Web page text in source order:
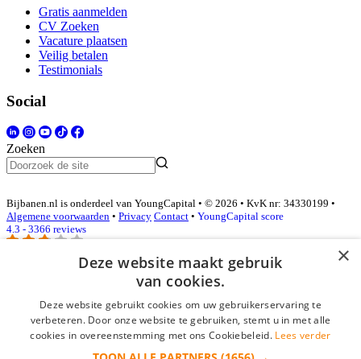
Gratis aanmelden
CV Zoeken
Vacature plaatsen
Veilig betalen
Testimonials
Social
Zoeken
Bijbanen.nl is onderdeel van YoungCapital • © 2026 • KvK nr: 34330199 •
Algemene voorwaarden • Privacy Contact • YoungCapital score
4.3 - 3366 reviews
E-mail*
×
Deze website maakt gebruik
van cookies.
Deze website gebruikt cookies om uw gebruikerservaring te
verbeteren. Door onze website te gebruiken, stemt u in met alle
cookies in overeenstemming met ons Cookiebeleid. Lees verder